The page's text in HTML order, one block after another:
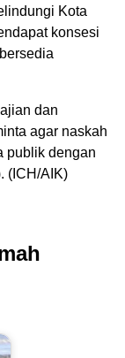
Kota
konsesi
dan
agar naskah
publik dengan
(ICH/AIK)